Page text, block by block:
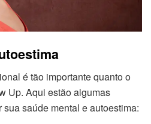
é tão importante quanto o
Up. Aqui estão algumas
saúde mental e autoestima: